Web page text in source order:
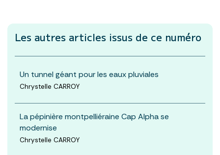
Les autres articles issus de ce numéro
Un tunnel géant pour les eaux pluviales
Chrystelle CARROY
La pépinière montpelliéraine Cap Alpha se
modernise
Chrystelle CARROY